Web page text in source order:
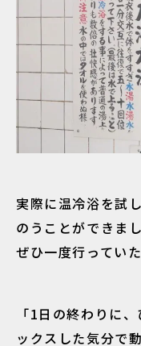
実際に温冷浴を試
のうことができまし
ぜひ一度行ってい
「1日の終わりに
ックスした気分で